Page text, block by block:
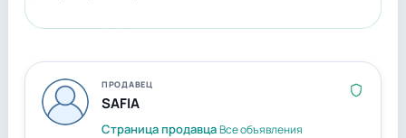
ПРОДАВЕЦ
SAFIA
Страница продавцаВсе объявления